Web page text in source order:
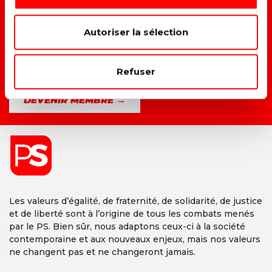
Autoriser la sélection
Refuser
Les valeurs d’égalité, de fraternité, de solidarité, de justice
et de liberté sont à l’origine de tous les combats menés
par le PS. Bien sûr, nous adaptons ceux-ci à la société
contemporaine et aux nouveaux enjeux, mais nos valeurs
ne changent pas et ne changeront jamais.
aire du climat et du social un même combat.
→ Donner une vraie place à chacun dans la société.
DEVENIR MEMBRE →